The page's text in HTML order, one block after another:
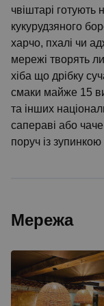
чвіштарі готують
кукурудзяного
харчо, пхалі чи
мережі творять
хіба що дрібку
смаки майже 15
та інших
сапераві або
поруч із
Мережа